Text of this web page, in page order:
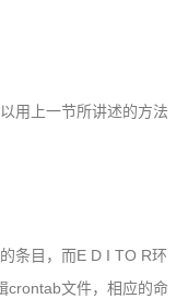
用上一节所讲述的方法
条目，而E D I TO R环
crontab文件，相应的命